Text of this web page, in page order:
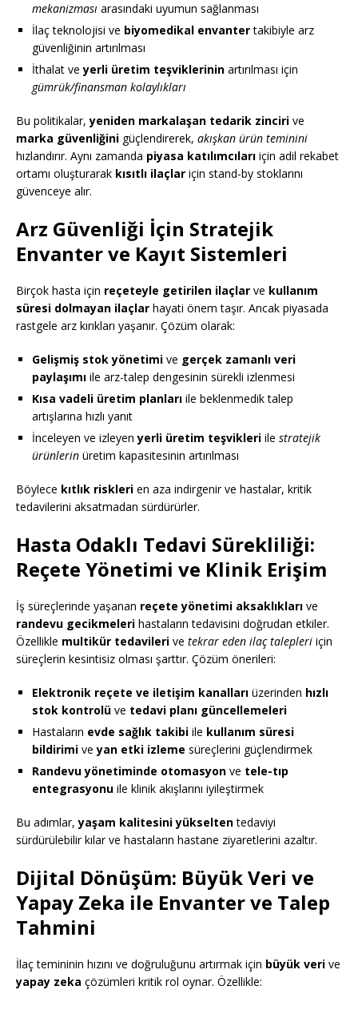
mekanizması arasındaki uyumun sağlanması
İlaç teknolojisi ve biyomedikal envantertakibiyle arz
güvenliğinin artırılması
İthalat veyerli üretim teşviklerinin artırılması için
gümrük/finansman kolaylıkları
Bu politikalar,yeniden markalaşan tedarik zinciri ve
marka güvenliğini güçlendirerek, akışkan ürün teminini
hızlandırır. Aynı zamanda piyasa katılımcıları için adil rekabet
ortamı oluşturarak kısıtlı ilaçlar için stand-by stoklarını
güvenceye alır.
Arz Güvenliği İçin Stratejik
Envanter ve Kayıt Sistemleri
Birçok hasta için reçeteyle getirilen ilaçlar ve kullanım
süresi dolmayan ilaçlar hayati önem taşır. Ancak piyasada
rastgele arz kırıkları yaşanır. Çözüm olarak:
Gelişmiş stok yönetimi ve gerçek zamanlı veri
paylaşımı ile arz-talep dengesinin sürekli izlenmesi
Kısa vadeli üretim planları ile beklenmedik talep
artışlarına hızlı yanıt
İnceleyen ve izleyenyerli üretim teşvikleri ile stratejik
ürünlerin üretim kapasitesinin artırılması
Böylece kıtlık riskleri en aza indirgenir ve hastalar, kritik
tedavilerini aksatmadan sürdürürler.
Hasta Odaklı Tedavi Sürekliliği:
Reçete Yönetimi ve Klinik Erişim
İş süreçlerinde yaşanan reçete yönetimi aksaklıkları ve
randevu gecikmeleri hastaların tedavisini doğrudan etkiler.
Özellikle multikür tedavileri ve tekrar eden ilaç talepleri için
süreçlerin kesintisiz olması şarttır. Çözüm önerileri:
Elektronik reçete ve iletişim kanalları üzerinden hızlı
stok kontrolü ve tedavi planı güncellemeleri
Hastaların evde sağlık takibi ile kullanım süresi
bildirimi veyan etki izleme süreçlerini güçlendirmek
Randevu yönetiminde otomasyon ve tele-tıp
entegrasyonu ile klinik akışlarını iyileştirmek
Bu adımlar,yaşam kalitesini yükseltentedaviyi
sürdürülebilir kılar ve hastaların hastane ziyaretlerini azaltır.
Dijital Dönüşüm: Büyük Veri ve
Yapay Zeka ile Envanter ve Talep
Tahmini
İlaç temininin hızını ve doğruluğunu artırmak için büyük veri ve
yapay zeka çözümleri kritik rol oynar. Özellikle: